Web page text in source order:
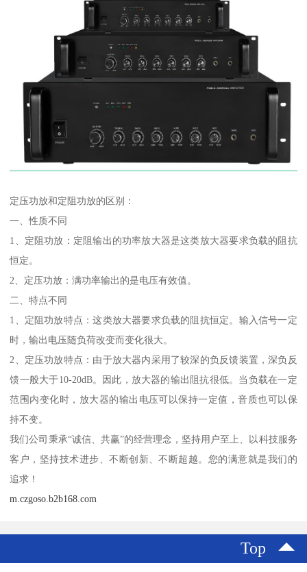
定压功放和定阻功放的区别：
一、性质不同
1、定阻功放：定阻输出的功率放大器是这类放大器要求负载的阻抗
恒定。
2、定压功放：满功率输出的是电压有效值。
二、特点不同
1、定阻功放特点：这类放大器要求负载的阻抗恒定。输入信号一定
时，输出电压随负荷改变而变化很大。
2、定压功放特点：由于放大器内采用了较深的负反馈装置，深负反
馈一般大于10-20dB。因此，放大器的输出阻抗很低。当负载在一定
范围内变化时，放大器的输出电压可以保持一定值，音质也可以保
持不变。
我们公司秉承“诚信、共赢”的经营理念，坚持用户至上、以科技服务
客户，坚持技术进步、不断创新、不断超越。您的满意就是我们的
追求！
m.czgoso.b2b168.com
Top